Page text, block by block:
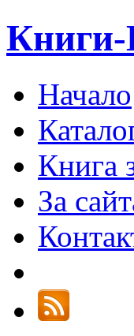
Начало
Книга
За